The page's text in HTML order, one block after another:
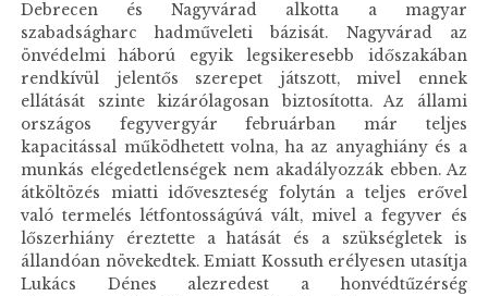
Debrecen és Nagyvárad alkotta a magyar
szabadságharc hadműveleti bázisát. Nagyvárad az
önvédelmi háború egyik legsikeresebb időszakában
rendkívül jelentős szerepet játszott, mivel ennek
ellátását szinte kizárólagosan biztosította. Az állami
országos fegyvergyár februárban már teljes
kapacitással működhetett volna, ha az anyaghiány és a
munkás elégedetlenségek nem akadályozzák ebben. Az
átköltözés miatti időveszteség folytán a teljes erővel
való termelés létfontosságúvá vált, mivel a fegyver és
lőszerhiány éreztette a hatását és a szükségletek is
állandóan növekedtek. Emiatt Kossuth erélyesen utasítja
Lukács Dénes alezredest a honvédtűzérség